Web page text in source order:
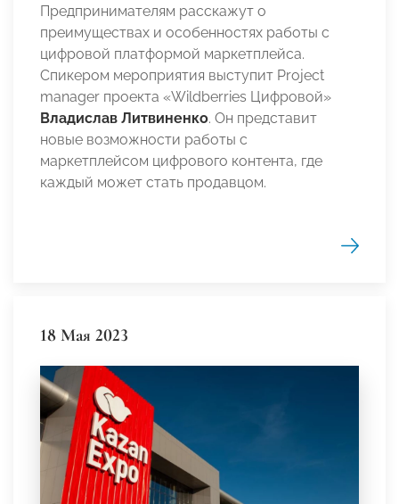
Предпринимателям расскажут о
преимуществах и особенностях работы с
цифровой платформой маркетплейса.
Спикером мероприятия выступит Project
manager проекта «Wildberries Цифровой»
Владислав Литвиненко. Он представит
новые возможности работы с
маркетплейсом цифрового контента, где
каждый может стать продавцом.
18 Мая 2023